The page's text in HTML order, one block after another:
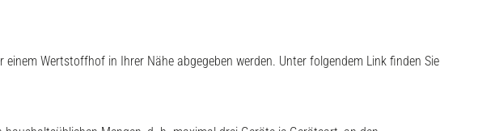
Wertstoffhof in Ihrer Nähe abgegeben werden. Unter folgendem Link finden Sie